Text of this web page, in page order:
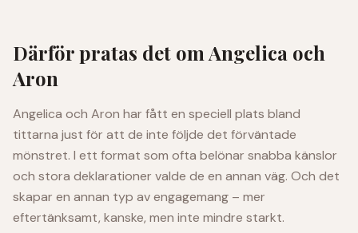
Därför pratas det om Angelica och
Aron
Angelica och Aron har fått en speciell plats bland
tittarna just för att de inte följde det förväntade
mönstret. I ett format som ofta belönar snabba känslor
och stora deklarationer valde de en annan väg. Och det
skapar en annan typ av engagemang – mer
eftertänksamt, kanske, men inte mindre starkt.